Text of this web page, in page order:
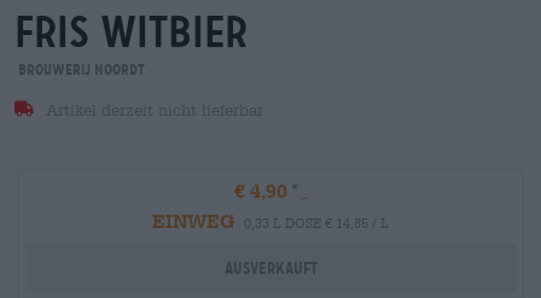
fris witbier
Brouwerij Noordt
Artikel derzeit nicht lieferbar
€ 4,90
EINWEG
0,33 L DOSE € 14,85 / L
Ausverkauft